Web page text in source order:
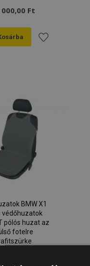
000,00 Ft
BMW X1
védőhuzatok
pólós huzat az
fotelre
000,00 Ft